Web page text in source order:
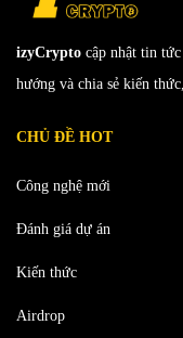
izyCrypto cập nhật tin
hướng và chia sẻ kiến
CHỦ ĐỀ HOT
Công nghệ mới
Đánh giá dự án
Kiến thức
Airdrop